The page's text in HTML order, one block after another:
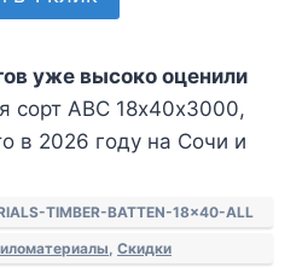
уже высоко оценили
сорт АВС 18х40х3000,
в 2026 году на Сочи и
TIMBER-BATTEN-18x40-ALL
Скидки